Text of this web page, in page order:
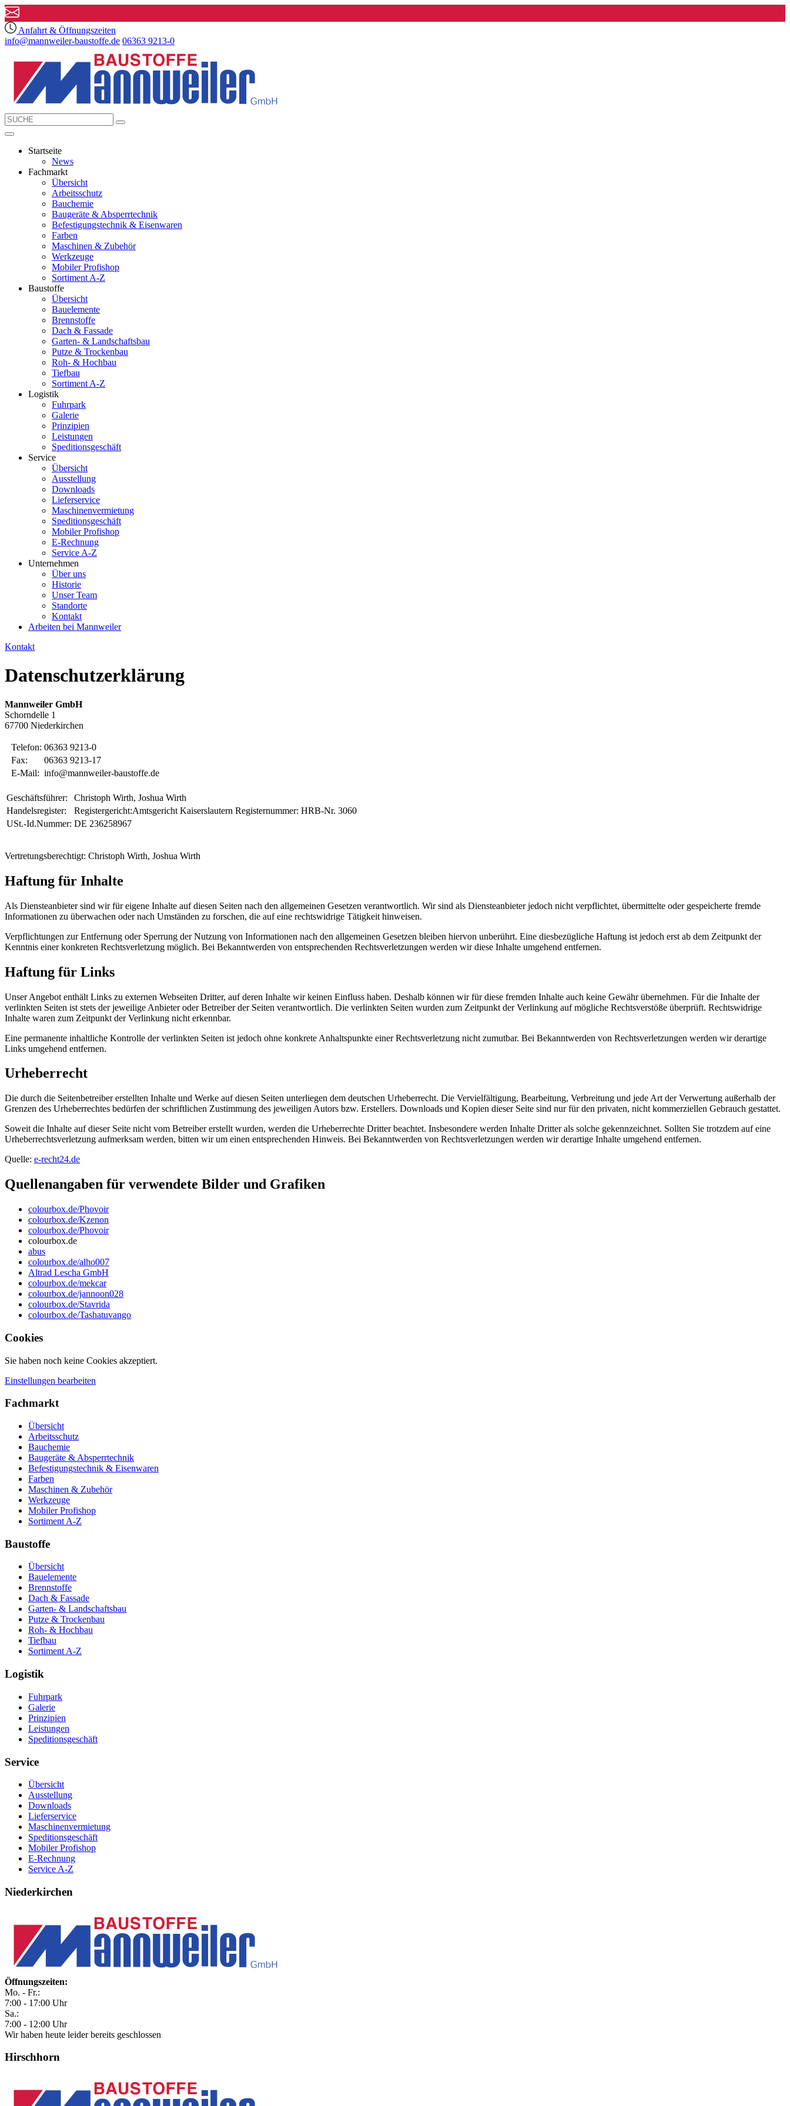
Anfahrt & Öffnungszeiten
info@mannweiler-baustoffe.de 06363 9213-0
Startseite
News
Fachmarkt
Übersicht
Arbeitsschutz
Bauchemie
Baugeräte & Absperrtechnik
Befestigungstechnik & Eisenwaren
Farben
Maschinen & Zubehör
Werkzeuge
Mobiler Profishop
Sortiment A-Z
Baustoffe
Übersicht
Bauelemente
Brennstoffe
Dach & Fassade
Garten- & Landschaftsbau
Putze & Trockenbau
Roh- & Hochbau
Tiefbau
Sortiment A-Z
Logistik
Fuhrpark
Galerie
Prinzipien
Leistungen
Speditionsgeschäft
Service
Übersicht
Ausstellung
Downloads
Lieferservice
Maschinenvermietung
Speditionsgeschäft
Mobiler Profishop
E-Rechnung
Service A-Z
Unternehmen
Über uns
Historie
Unser Team
Standorte
Kontakt
Arbeiten bei Mannweiler
Kontakt
Datenschutzerklärung
Mannweiler GmbH
Schorndelle 1
67700 Niederkirchen
Telefon: 06363 9213-0
Fax:
06363 9213-17
E-Mail: info@mannweiler-baustoffe.de
Geschäftsführer:
Christoph Wirth, Joshua Wirth
Handelsregister:
Registergericht:Amtsgericht Kaiserslautern Registernummer: HRB-Nr. 3060
USt.-Id.Nummer: DE 236258967
Vertretungsberechtigt: Christoph Wirth, Joshua Wirth
Haftung für Inhalte
Als Diensteanbieter sind wir für eigene Inhalte auf diesen Seiten nach den allgemeinen Gesetzen verantwortlich. Wir sind als Diensteanbieter jedoch nicht verpflichtet, übermittelte oder gespeicherte fremde
Informationen zu überwachen oder nach Umständen zu forschen, die auf eine rechtswidrige Tätigkeit hinweisen.
Verpflichtungen zur Entfernung oder Sperrung der Nutzung von Informationen nach den allgemeinen Gesetzen bleiben hiervon unberührt. Eine diesbezügliche Haftung ist jedoch erst ab dem Zeitpunkt der
Kenntnis einer konkreten Rechtsverletzung möglich. Bei Bekanntwerden von entsprechenden Rechtsverletzungen werden wir diese Inhalte umgehend entfernen.
Haftung für Links
Unser Angebot enthält Links zu externen Webseiten Dritter, auf deren Inhalte wir keinen Einfluss haben. Deshalb können wir für diese fremden Inhalte auch keine Gewähr übernehmen. Für die Inhalte der
verlinkten Seiten ist stets der jeweilige Anbieter oder Betreiber der Seiten verantwortlich. Die verlinkten Seiten wurden zum Zeitpunkt der Verlinkung auf mögliche Rechtsverstöße überprüft. Rechtswidrige
Inhalte waren zum Zeitpunkt der Verlinkung nicht erkennbar.
Eine permanente inhaltliche Kontrolle der verlinkten Seiten ist jedoch ohne konkrete Anhaltspunkte einer Rechtsverletzung nicht zumutbar. Bei Bekanntwerden von Rechtsverletzungen werden wir derartige
Links umgehend entfernen.
Urheberrecht
Die durch die Seitenbetreiber erstellten Inhalte und Werke auf diesen Seiten unterliegen dem deutschen Urheberrecht. Die Vervielfältigung, Bearbeitung, Verbreitung und jede Art der Verwertung außerhalb der
Grenzen des Urheberrechtes bedürfen der schriftlichen Zustimmung des jeweiligen Autors bzw. Erstellers. Downloads und Kopien dieser Seite sind nur für den privaten, nicht kommerziellen Gebrauch gestattet.
Soweit die Inhalte auf dieser Seite nicht vom Betreiber erstellt wurden, werden die Urheberrechte Dritter beachtet. Insbesondere werden Inhalte Dritter als solche gekennzeichnet. Sollten Sie trotzdem auf eine
Urheberrechtsverletzung aufmerksam werden, bitten wir um einen entsprechenden Hinweis. Bei Bekanntwerden von Rechtsverletzungen werden wir derartige Inhalte umgehend entfernen.
Quelle: e-recht24.de
Quellenangaben für verwendete Bilder und Grafiken
colourbox.de/Phovoir
colourbox.de/Kzenon
colourbox.de/Phovoir
colourbox.de
abus
colourbox.de/alho007
Altrad Lescha GmbH
colourbox.de/mekcar
colourbox.de/jannoon028
colourbox.de/Stavrida
colourbox.de/Tashatuvango
Cookies
Sie haben noch keine Cookies akzeptiert.
Einstellungen bearbeiten
Fachmarkt
Übersicht
Arbeitsschutz
Bauchemie
Baugeräte & Absperrtechnik
Befestigungstechnik & Eisenwaren
Farben
Maschinen & Zubehör
Werkzeuge
Mobiler Profishop
Sortiment A-Z
Baustoffe
Übersicht
Bauelemente
Brennstoffe
Dach & Fassade
Garten- & Landschaftsbau
Putze & Trockenbau
Roh- & Hochbau
Tiefbau
Sortiment A-Z
Logistik
Fuhrpark
Galerie
Prinzipien
Leistungen
Speditionsgeschäft
Service
Übersicht
Ausstellung
Downloads
Lieferservice
Maschinenvermietung
Speditionsgeschäft
Mobiler Profishop
E-Rechnung
Service A-Z
Niederkirchen
Öffnungszeiten:
Mo. - Fr.:
7:00 - 17:00 Uhr
Sa.:
7:00 - 12:00 Uhr
Wir haben heute leider bereits geschlossen
Hirschhorn